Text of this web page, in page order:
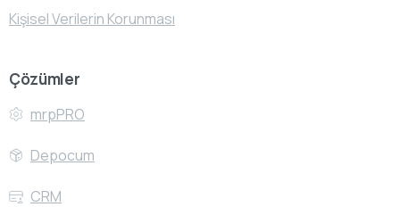
Kişisel Verilerin Korunması
Çözümler
mrpPRO
Depocum
CRM